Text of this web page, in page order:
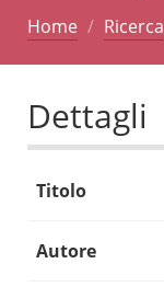
Home Ricerca
Dettagli
Titolo
Autore